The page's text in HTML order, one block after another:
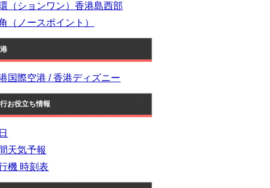
環（ションワン）香港島西部
（ノースポイント）
国際空港 / 香港ディズニー
お役立ち情報
天気予報
機 時刻表